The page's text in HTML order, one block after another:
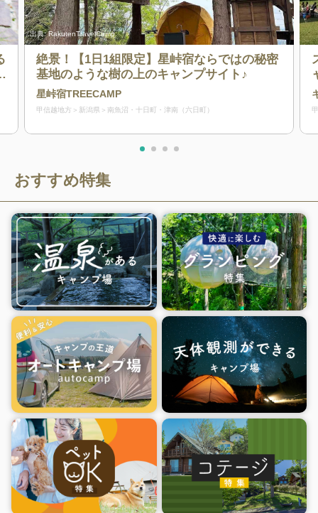
出典:RakutenTravelCamp
絶景！【1日1組限定】星峠宿ならではの秘密
基地のような樹の上のキャンプサイト♪
星峠宿TREECAMP
甲信越地方 新潟県 南魚沼・十日町・津南（六日町）
おすすめ特集